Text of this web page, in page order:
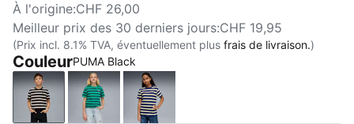
À l'origine:CHF 26,00
Meilleur prix des 30 derniers jours:CHF 19,95
(Prix incl. 8.1% TVA, éventuellement plus frais de livraison.)
CouleurPUMA Black
PUMA BlackVibrant GreenBlue Jewel